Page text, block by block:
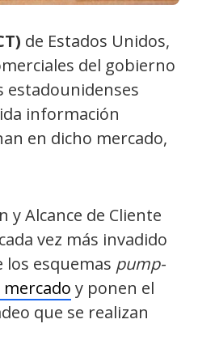
de Estados Unidos,
del gobierno
estadounidenses
información
en dicho mercado,
y Alcance de Cliente
vez más invadido
esquemas pump-
y ponen el
que se realizan